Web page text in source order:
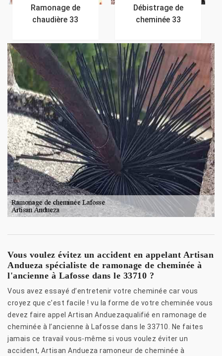
Ramonage de
chaudière 33
Débistrage de
cheminée 33
Vous voulez évitez un accident en appelant Artisan
Andueza spécialiste de ramonage de cheminée à
l'ancienne à Lafosse dans le 33710 ?
Vous avez essayé d’entretenir votre cheminée car vous
croyez que c’est facile ! vu la forme de votre cheminée vous
devez faire appel Artisan Anduezaqualifié en ramonage de
cheminée à l’ancienne à Lafosse dans le 33710. Ne faites
jamais ce travail vous-même si vous voulez éviter un
accident, Artisan Andueza ramoneur de cheminée à